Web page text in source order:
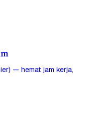
— hemat jam kerja,